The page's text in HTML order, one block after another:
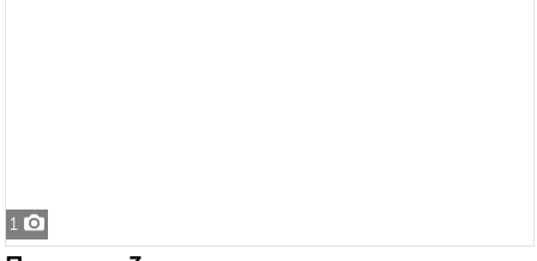
1